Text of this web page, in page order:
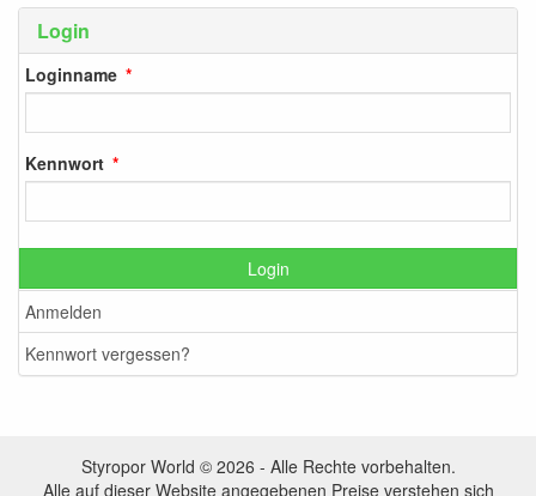
Login
Loginname
Kennwort
Login
Anmelden
Kennwort vergessen?
Styropor World © 2026 - Alle Rechte vorbehalten.
Alle auf dieser Website angegebenen Preise verstehen sich